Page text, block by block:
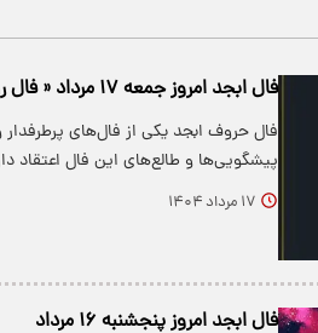
فال ابجد امروز جمعه ۱۷ مرداد « فال روزانه ابجد اصلی »
فال حروف ابجد یکی از فال‌های
پیشگویی‌ها و طالع‌های این فال اعتقاد
۱۷ مرداد ۱۴۰۴
فال ابجد امروز پنجشنبه ۱۶ مرداد